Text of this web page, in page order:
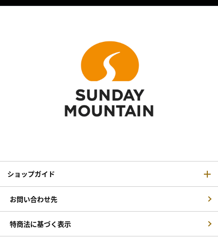
ショップガイド
お問い合わせ先
特商法に基づく表示